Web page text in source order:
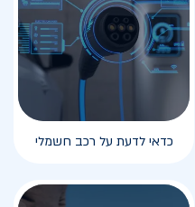
כדאי לדעת על רכב חשמלי